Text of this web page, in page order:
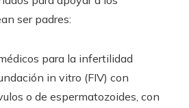
ser padres:
para la infertilidad
in vitro (FIV) con
o de espermatozoides, con